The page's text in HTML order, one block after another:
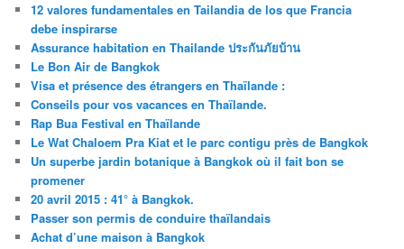
12 valores fundamentales en Tailandia de los que Francia
debe inspirarse
Assurance habitation en Thailande ประกันภัยบ้าน
Le Bon Air de Bangkok
Visa et présence des étrangers en Thaïlande :
Conseils pour vos vacances en Thaïlande.
Rap Bua Festival en Thaïlande
Le Wat Chaloem Pra Kiat et le parc contigu près de Bangkok
Un superbe jardin botanique à Bangkok où il fait bon se
promener
20 avril 2015 : 41° à Bangkok.
Passer son permis de conduire thaïlandais
Achat d’une maison à Bangkok